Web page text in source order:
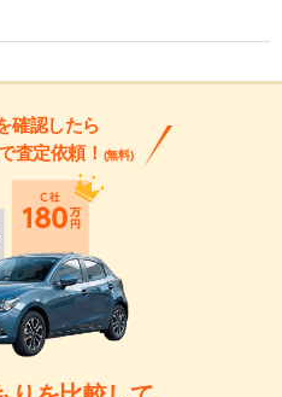
確認したら
査定依頼！ (無料)